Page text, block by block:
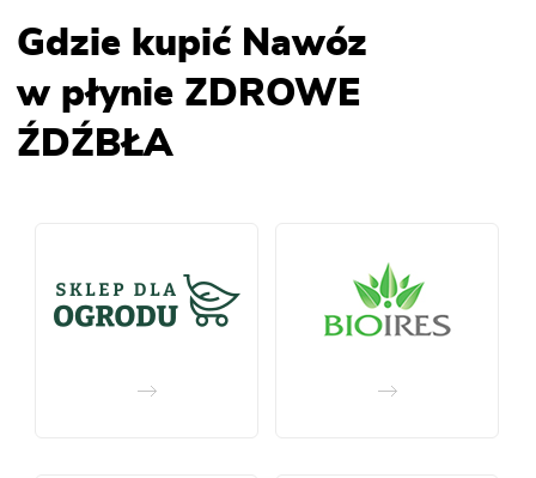
Gdzie kupić Nawóz
w płynie ZDROWE
ŹDŹBŁA